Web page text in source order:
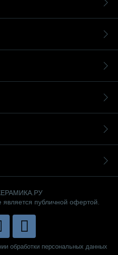
публичной офертой.
обработки персональных данных